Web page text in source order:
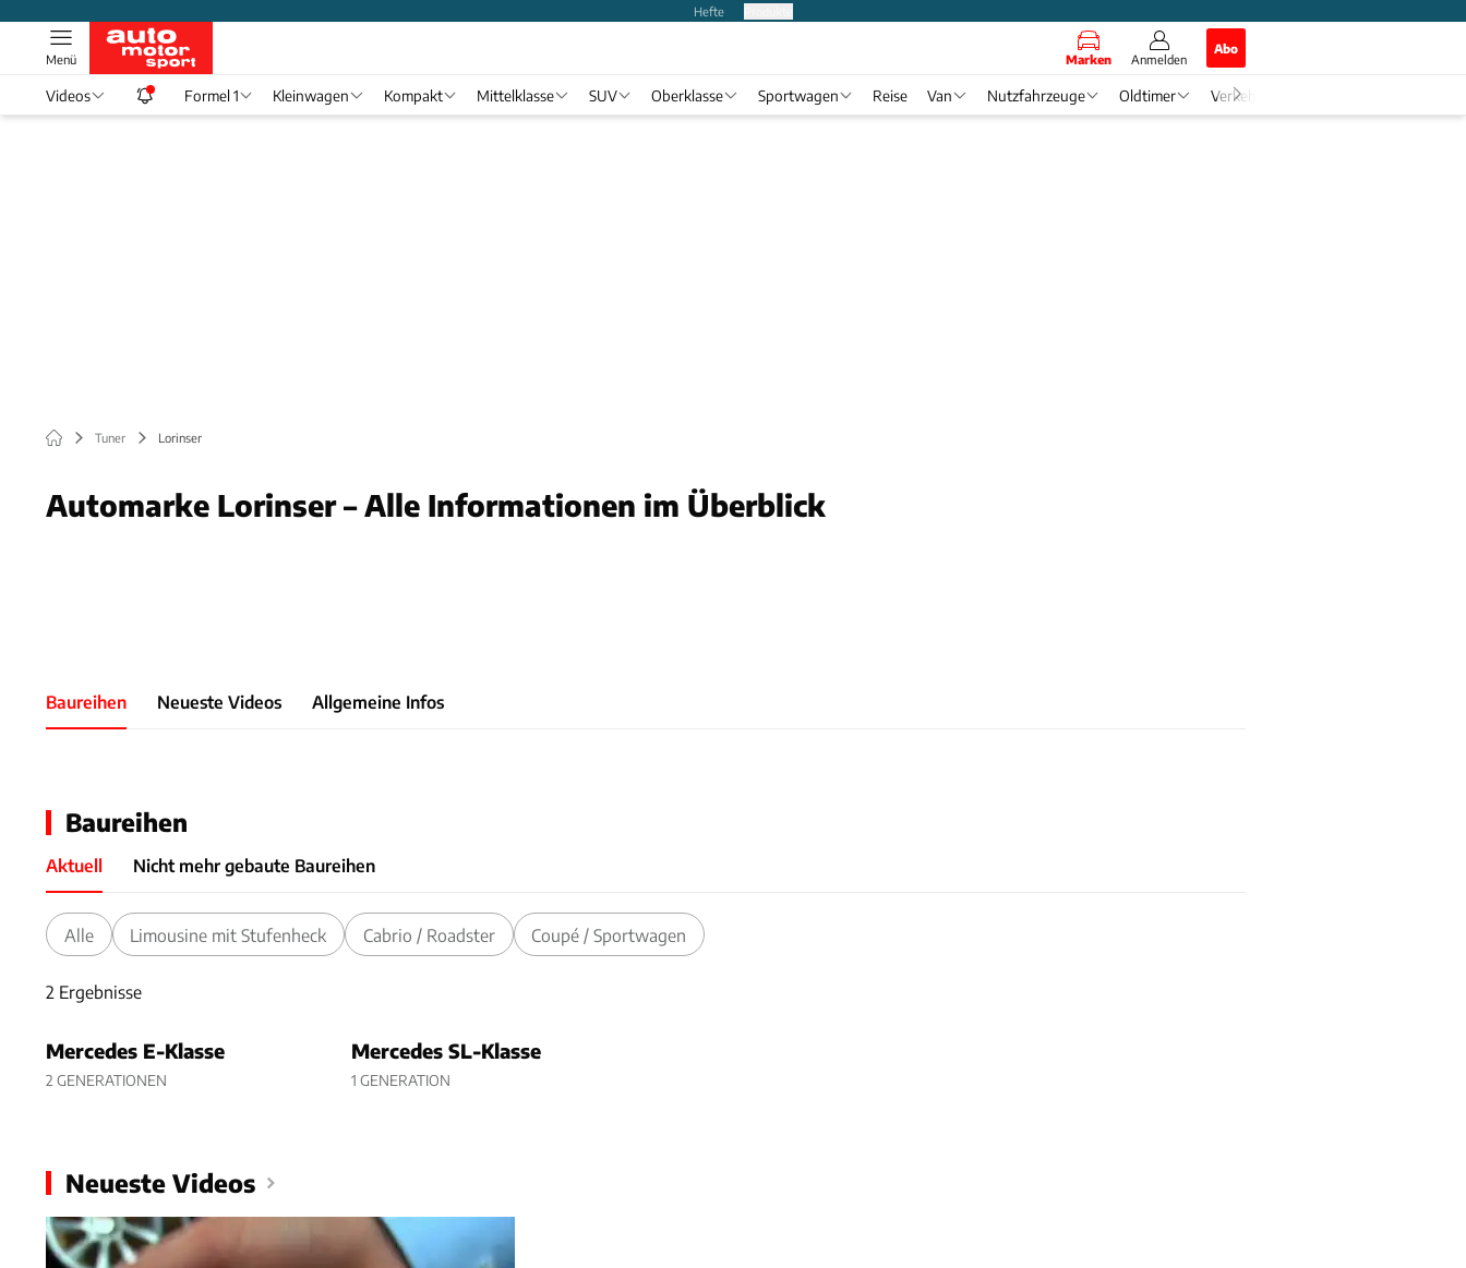
Hefte
Marken Anmelden
Abo
Menü
Videos Formel 1 Kleinwagen Kompakt Mittelklasse SUV Oberklasse Sportwagen Reise Van Nutzfahrzeuge Oldtimer Verkehr
Tuner Lorinser
Automarke Lorinser – Alle Informationen im Überblick
Baureihen Neueste Videos Allgemeine Infos
Baureihen
Aktuell Nicht mehr gebaute Baureihen
Alle Limousine mit Stufenheck Cabrio / Roadster Coupé / Sportwagen
2 Ergebnisse
Mercedes E-Klasse
2 GENERATIONEN
Mercedes SL-Klasse
1 GENERATION
Neueste Videos